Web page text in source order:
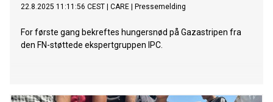
22.8.2025 11:11:56 CEST CARE Pressemelding
For første gang bekreftes hungersnød på Gazastripen fra
den FN-støttede ekspertgruppen IPC.